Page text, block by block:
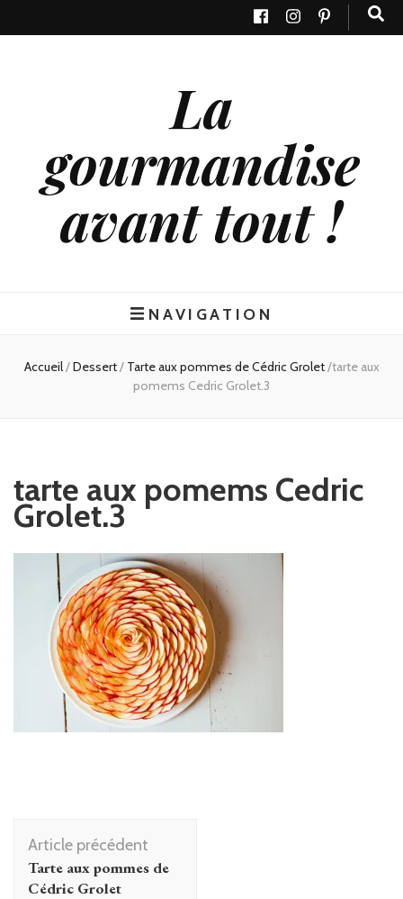
La
gourmandise
avant tout !
NAVIGATION
Accueil/Dessert/ Tarte aux pommes de Cédric Grolet/tarte aux
pomems Cedric Grolet.3
tarte aux pomems Cedric
Grolet.3
Navigation
d'article
Article précédent
Tarte aux pommes de
Cédric Grolet